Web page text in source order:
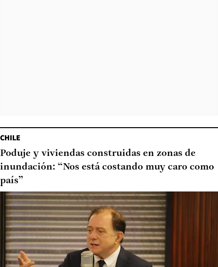
CHILE
Poduje y viviendas construidas en zonas de
inundación: “Nos está costando muy caro como
país”